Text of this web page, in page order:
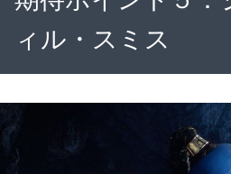
ィル・スミス